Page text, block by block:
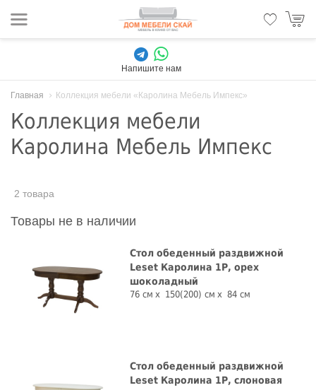
Напишите нам
Главная Коллекция мебели «Каролина Мебель Импекс»
Коллекция мебели
Каролина Мебель Импекс
2 товара
Товары не в наличии
Стол обеденный раздвижной
Leset Каролина 1Р, орех
шоколадный
76 см 150(200) см 84 см
Стол обеденный раздвижной
Leset Каролина 1Р, слоновая